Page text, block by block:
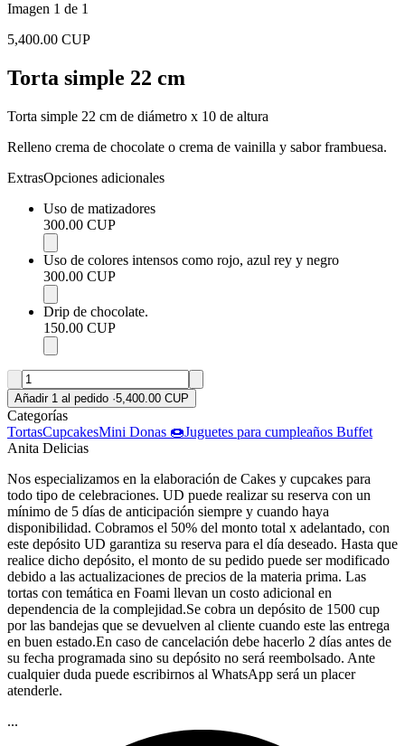
Imagen 1 de 1
5,400.00 CUP
Torta simple 22 cm
Torta simple 22 cm de diámetro x 10 de altura
Relleno crema de chocolate o crema de vainilla y sabor frambuesa.
ExtrasOpciones adicionales
Uso de matizadores
300.00 CUP
Uso de colores intensos como rojo, azul rey y negro
300.00 CUP
Drip de chocolate.
150.00 CUP
Añadir 1 al pedido ·5,400.00 CUP
Categorías
TortasCupcakesMini Donas 🍩Juguetes para cumpleaños Buffet
Anita Delicias
Nos especializamos en la elaboración de Cakes y cupcakes para
todo tipo de celebraciones. UD puede realizar su reserva con un
mínimo de 5 días de anticipación siempre y cuando haya
disponibilidad. Cobramos el 50% del monto total x adelantado, con
este depósito UD garantiza su reserva para el día deseado. Hasta que
realice dicho depósito, el monto de su pedido puede ser modificado
debido a las actualizaciones de precios de la materia prima. Las
tortas con temática en Foami llevan un costo adicional en
dependencia de la complejidad.Se cobra un depósito de 1500 cup
por las bandejas que se devuelven al cliente cuando este las entrega
en buen estado.En caso de cancelación debe hacerlo 2 días antes de
su fecha programada sino su depósito no será reembolsado. Ante
cualquier duda puede escribirnos al WhatsApp será un placer
atenderle.
...